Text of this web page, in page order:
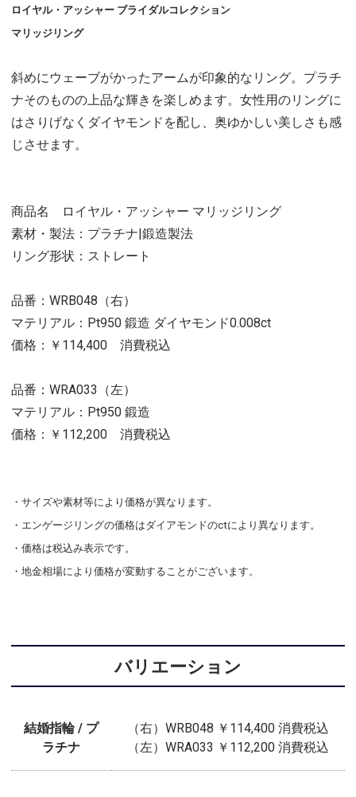
ロイヤル・アッシャー ブライダルコレクション
マリッジリング
斜めにウェーブがかったアームが印象的なリング。プラチ
ナそのものの上品な輝きを楽しめます。女性用のリングに
はさりげなくダイヤモンドを配し、奥ゆかしい美しさも感
じさせます。
商品名 ロイヤル・アッシャー マリッジリング
素材・製法：プラチナ|鍛造製法
リング形状：ストレート
品番：WRB048（右）
マテリアル：Pt950 鍛造 ダイヤモンド0.008ct
価格：￥114,400 消費税込
品番：WRA033（左）
マテリアル：Pt950 鍛造
価格：￥112,200 消費税込
・サイズや素材等により価格が異なります。
・エンゲージリングの価格はダイアモンドのctにより異なります。
・価格は税込み表示です。
・地金相場により価格が変動することがございます。
バリエーション
結婚指輪 / プ
ラチナ
（右）WRB048 ￥114,400 消費税込
（左）WRA033 ￥112,200 消費税込